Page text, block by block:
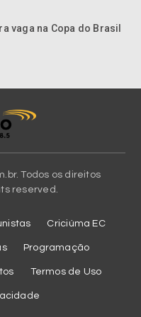
vaga na Copa do Brasil
Todos os direitos
reserved.
Criciúma EC
Programação
Termos de Uso